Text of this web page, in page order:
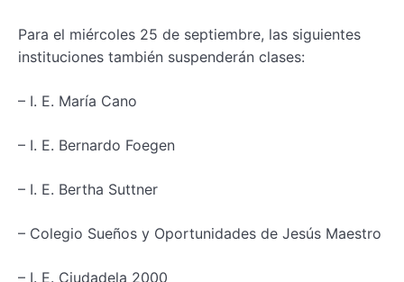
Para el miércoles 25 de septiembre, las siguientes
instituciones también suspenderán clases:
– I. E. María Cano
– I. E. Bernardo Foegen
– I. E. Bertha Suttner
– Colegio Sueños y Oportunidades de Jesús Maestro
– I. E. Ciudadela 2000